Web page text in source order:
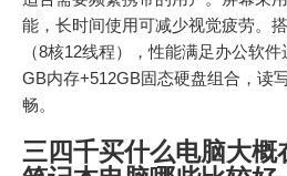
能，长时间使用可减少视觉疲劳。
（8核12线程），性能满足办公软
GB内存+512GB固态硬盘组合，读
畅。
三四千买什么电脑大概